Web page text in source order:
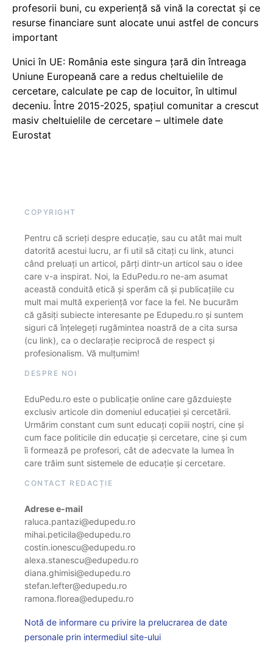
profesorii buni, cu experiență să vină la corectat și ce
resurse financiare sunt alocate unui astfel de concurs
important
Unici în UE: România este singura țară din întreaga
Uniune Europeană care a redus cheltuielile de
cercetare, calculate pe cap de locuitor, în ultimul
deceniu. Între 2015-2025, spațiul comunitar a crescut
masiv cheltuielile de cercetare – ultimele date
Eurostat
COPYRIGHT
Pentru că scrieți despre educație, sau cu atât mai mult
datorită acestui lucru, ar fi util să citați cu link, atunci
când preluați un articol, părți dintr-un articol sau o idee
care v-a inspirat. Noi, la EduPedu.ro ne-am asumat
această conduită etică și sperăm că și publicațiile cu
mult mai multă experiență vor face la fel. Ne bucurăm
că găsiți subiecte interesante pe Edupedu.ro și suntem
siguri că înțelegeți rugămintea noastră de a cita sursa
(cu link), ca o declarație reciprocă de respect și
profesionalism. Vă mulțumim!
DESPRE NOI
EduPedu.ro este o publicație online care găzduiește
exclusiv articole din domeniul educației și cercetării.
Urmărim constant cum sunt educați copiii noștri, cine și
cum face politicile din educație și cercetare, cine și cum
îi formează pe profesori, cât de adecvate la lumea în
care trăim sunt sistemele de educație și cercetare.
CONTACT REDACȚIE
Adrese e-mail
raluca.pantazi@edupedu.ro
mihai.peticila@edupedu.ro
costin.ionescu@edupedu.ro
alexa.stanescu@edupedu.ro
diana.ghimisi@edupedu.ro
stefan.lefter@edupedu.ro
ramona.florea@edupedu.ro
Notă de informare cu privire la prelucrarea de date
personale prin intermediul site-ului